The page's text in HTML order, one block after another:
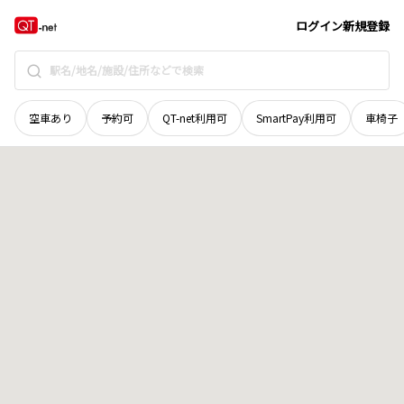
ログイン新規登録
空車あり 予約可 QT-net利用可 SmartPay利用可 車椅子
愛媛県